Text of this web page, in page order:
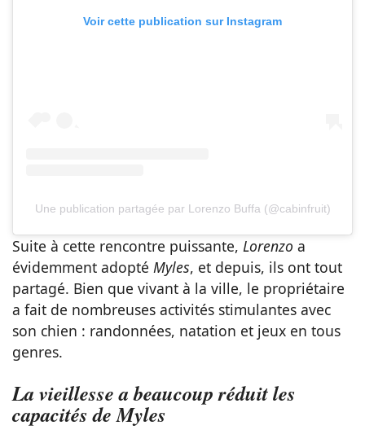
Voir cette publication sur Instagram
Une publication partagée par Lorenzo Buffa (@cabinfruit)
Suite à cette rencontre puissante, Lorenzo a
évidemment adopté Myles, et depuis, ils ont tout
partagé. Bien que vivant à la ville, le propriétaire
a fait de nombreuses activités stimulantes avec
son chien : randonnées, natation et jeux en tous
genres.
La vieillesse a beaucoup réduit les
capacités de Myles